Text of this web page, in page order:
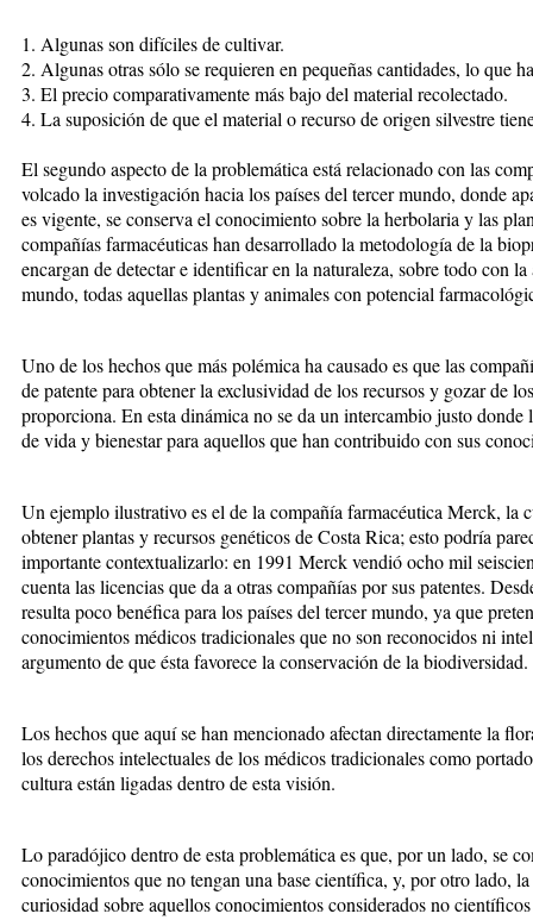
1. Algunas son difíciles de cultivar.
2. Algunas otras sólo se requieren en pequeñas cantidades, lo que
3. El precio comparativamente más bajo del material recolectado.
4. La suposición de que el material o recurso de origen silvestre
El segundo aspecto de la problemática está relacionado con las
volcado la investigación hacia los países del tercer mundo, donde
es vigente, se conserva el conocimiento sobre la herbolaria y las
compañías farmacéuticas han desarrollado la metodología de la
encargan de detectar e identificar en la naturaleza, sobre todo con
mundo, todas aquellas plantas y animales con potencial
Uno de los hechos que más polémica ha causado es que las
de patente para obtener la exclusividad de los recursos y gozar de
proporciona. En esta dinámica no se da un intercambio justo
de vida y bienestar para aquellos que han contribuido con sus
Un ejemplo ilustrativo es el de la compañía farmacéutica Merck, la
obtener plantas y recursos genéticos de Costa Rica; esto podría
importante contextualizarlo: en 1991 Merck vendió ocho mil
cuenta las licencias que da a otras compañías por sus patentes.
resulta poco benéfica para los países del tercer mundo, ya que
conocimientos médicos tradicionales que no son reconocidos ni
argumento de que ésta favorece la conservación de la biodiversidad.
Los hechos que aquí se han mencionado afectan directamente la
los derechos intelectuales de los médicos tradicionales como
cultura están ligadas dentro de esta visión.
Lo paradójico dentro de esta problemática es que, por un lado, se
conocimientos que no tengan una base científica, y, por otro lado,
curiosidad sobre aquellos conocimientos considerados no